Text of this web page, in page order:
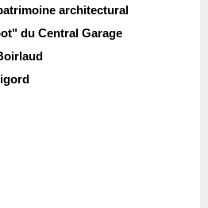
architectural
du Central Garage